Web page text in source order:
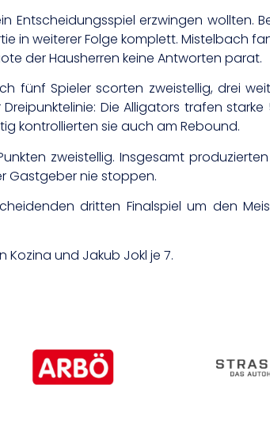
Entscheidungsspiel erzwingen wollten.
in weiterer Folge komplett. Mistelbach
der Hausherren keine Antworten parat.
fünf Spieler scorten zweistellig, drei
Die Alligators trafen starke
kontrollierten sie auch am Rebound.
zweistellig. Insgesamt
Gastgeber nie stoppen.
dritten Finalspiel um den
Kozina und Jakub Jokl je 7.